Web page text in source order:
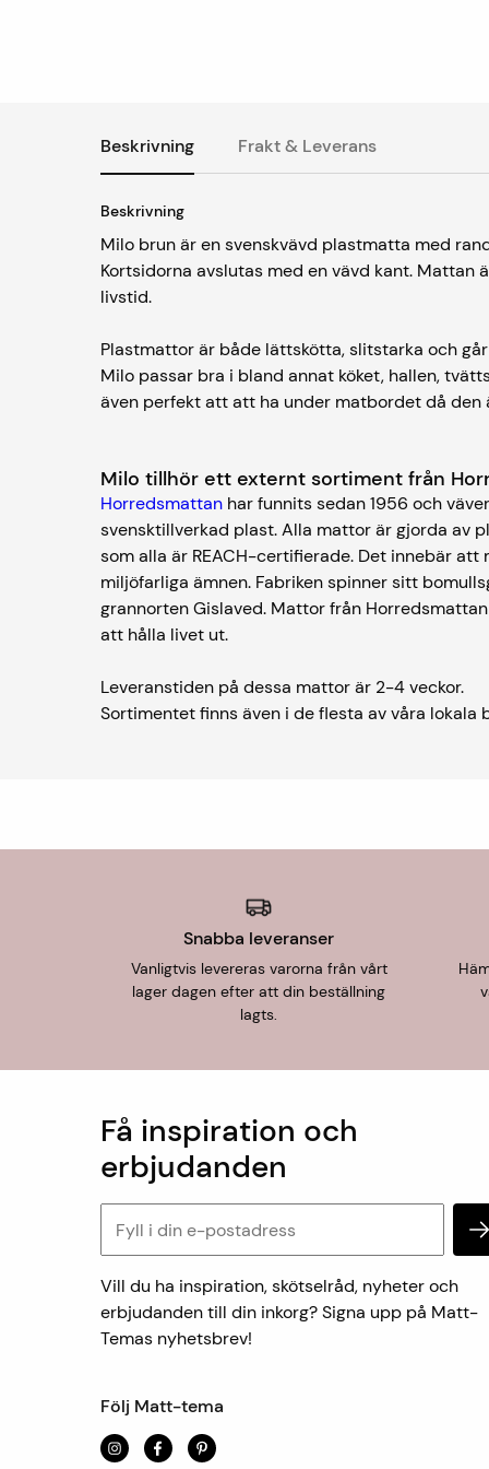
Beskrivning Frakt & Leverans
Beskrivning
Milo brun är en svenskvävd plastmatta med
Kortsidorna avslutas med en vävd kant. Mattan
livstid.
Plastmattor är både lättskötta, slitstarka och
Milo passar bra i bland annat köket, hallen,
även perfekt att att ha under matbordet då
Milo tillhör ett externt sortiment från
Horredsmattan har funnits sedan 1956 och
svensktillverkad plast. Alla mattor är gjorda av
som alla är REACH-certifierade. Det innebär
miljöfarliga ämnen. Fabriken spinner sitt
grannorten Gislaved. Mattor från
att hålla livet ut.
Leveranstiden på dessa mattor är 2-4 veckor.
Sortimentet finns även i de flesta av våra lokala
Snabba leveranser
Vanligtvis levereras varorna från vårt
lager dagen efter att din beställning
lagts.
Få inspiration och
erbjudanden
Vill du ha inspiration, skötselråd, nyheter och
erbjudanden till din inkorg? Signa upp på Matt-
Temas nyhetsbrev!
Följ Matt-tema